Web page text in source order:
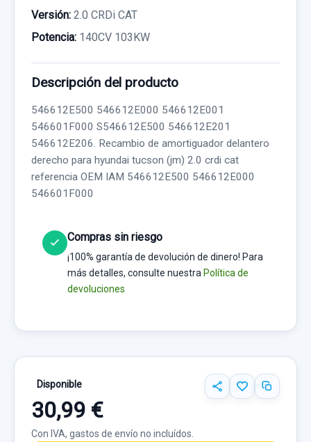
Versión: 2.0 CRDi CAT
Potencia: 140CV 103KW
Descripción del producto
546612E500 546612E000 546612E001
546601F000 S546612E500 546612E201
546612E206. Recambio de amortiguador delantero
derecho para hyundai tucson (jm) 2.0 crdi cat
referencia OEM IAM 546612E500 546612E000
546601F000
Compras sin riesgo
¡100% garantía de devolución de dinero! Para
más detalles, consulte nuestra Política de
devoluciones
Disponible
30,99 €
Con IVA, gastos de envío no incluídos.